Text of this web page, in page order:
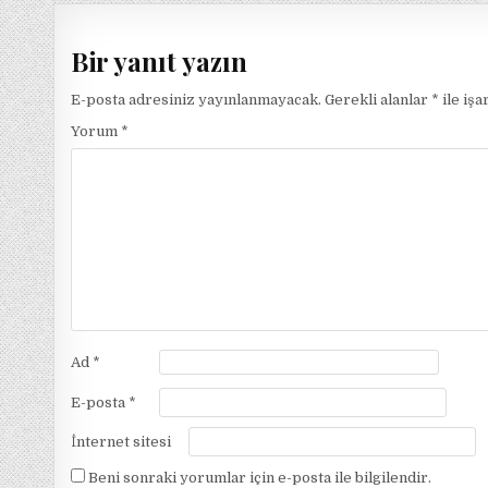
Bir yanıt yazın
E-posta adresiniz yayınlanmayacak. Gerekli alanlar * ile
Yorum *
Ad *
E-posta *
İnternet sitesi
Beni sonraki yorumlar için e-posta ile bilgilendir.